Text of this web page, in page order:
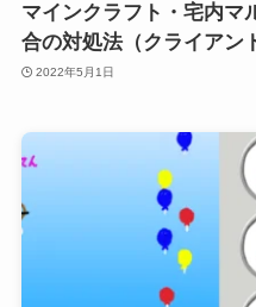
マインクラフト・宅内マ
合の対処法（クライアン
2022年5月1日